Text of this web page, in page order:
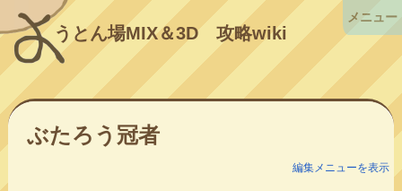
うとん場MIX＆3D攻略wiki
ぶたろう冠者
編集メニューを表示
メニュー